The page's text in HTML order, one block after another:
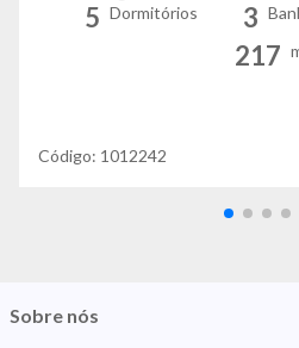
5 Dormitórios 3
217
Código: 1012242
Sobre nós